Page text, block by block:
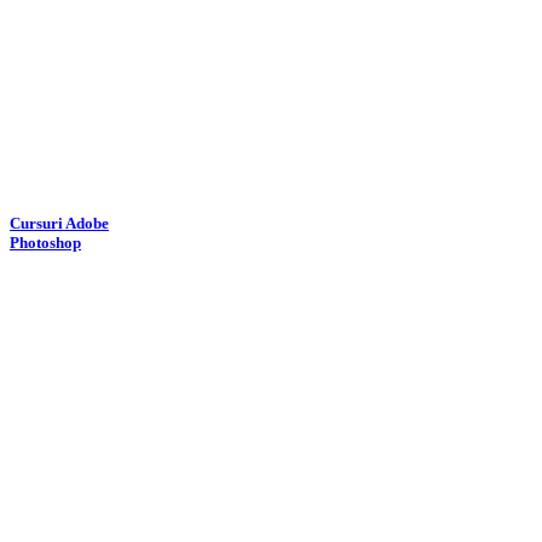
Cursuri Adobe
Photoshop